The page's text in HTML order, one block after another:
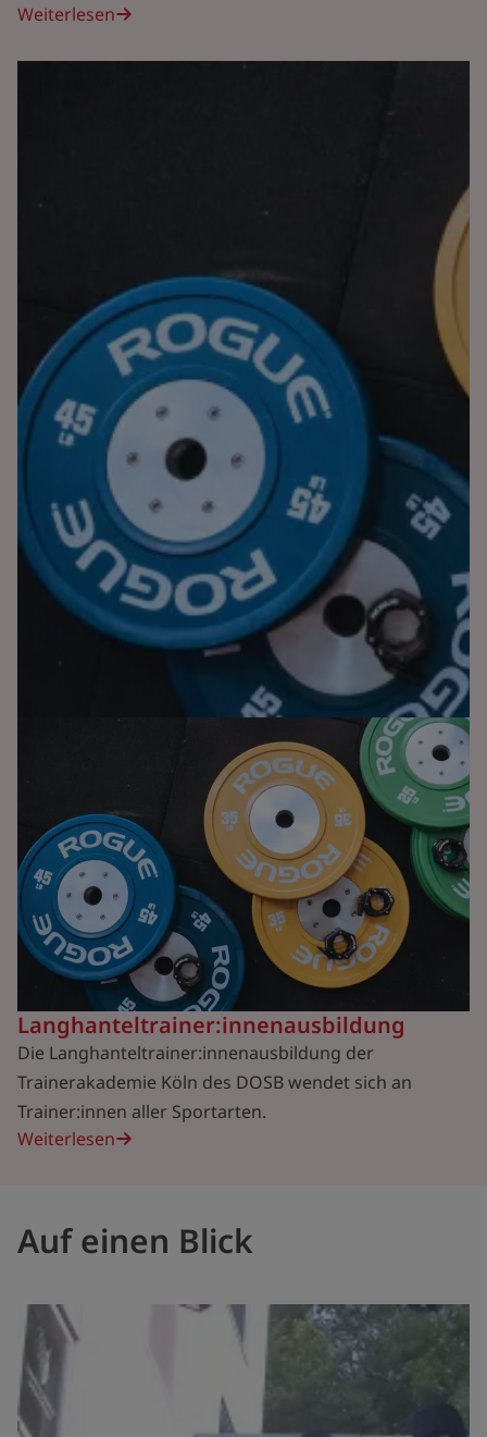
Weiterlesen
Langhanteltrainer:innenausbildung
Die Langhanteltrainer:innenausbildung der
Trainerakademie Köln des DOSB wendet sich an
Trainer:innen aller Sportarten.
Weiterlesen
Auf einen Blick